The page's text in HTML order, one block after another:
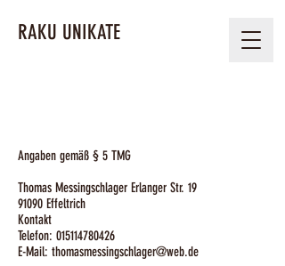
RAKU UNIKATE
Angaben gemäß § 5 TMG
Thomas Messingschlager Erlanger Str. 19
91090 Effeltrich
Kontakt
Telefon: 015114780426
E-Mail: thomasmessingschlager@web.de